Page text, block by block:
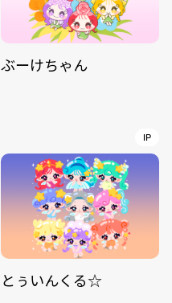
ぶーけちゃん
IP
とぅいんくる☆